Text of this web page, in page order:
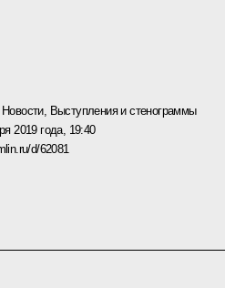
Новости, Выступления и стенограммы
2019 года, 19:40
d/62081